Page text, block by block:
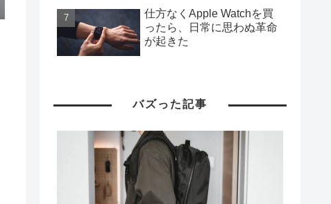
仕方なくApple Watchを買
ったら、日常に思わぬ革命
が起きた
バズった記事